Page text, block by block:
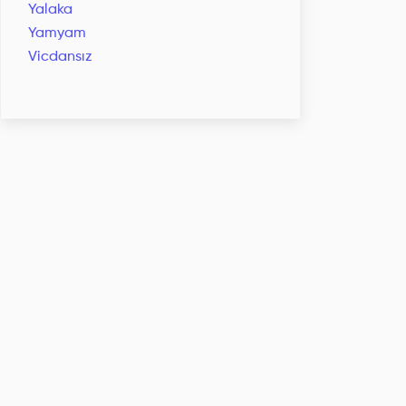
Yalaka
Yamyam
Vicdansız